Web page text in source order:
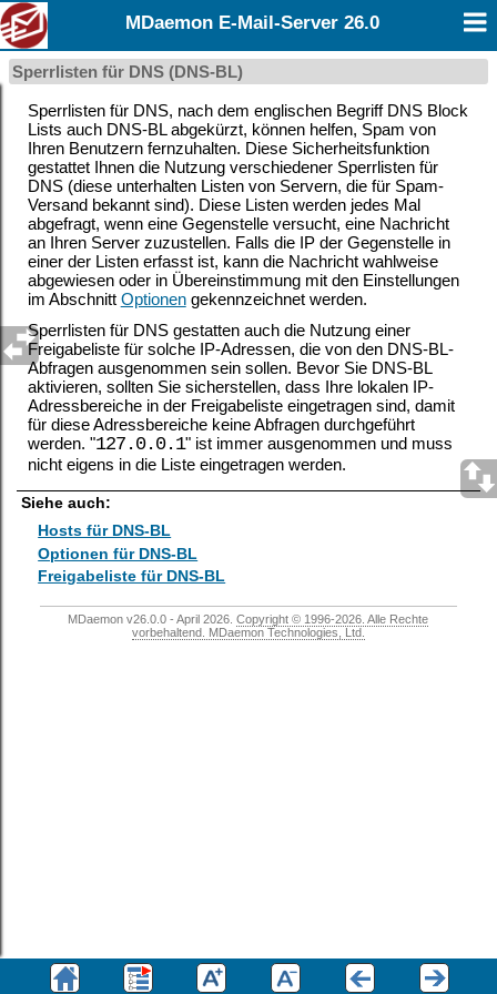
MDaemon E-Mail-Server 26.0
Sperrlisten für DNS (DNS-BL)
Sperrlisten für DNS, nach dem englischen Begriff DNS Block
Lists auch DNS-BL abgekürzt, können helfen, Spam von
Ihren Benutzern fernzuhalten. Diese Sicherheitsfunktion
gestattet Ihnen die Nutzung verschiedener Sperrlisten für
DNS (diese unterhalten Listen von Servern, die für Spam-
Versand bekannt sind). Diese Listen werden jedes Mal
abgefragt, wenn eine Gegenstelle versucht, eine Nachricht
an Ihren Server zuzustellen. Falls die IP der Gegenstelle in
einer der Listen erfasst ist, kann die Nachricht wahlweise
abgewiesen oder in Übereinstimmung mit den Einstellungen
im Abschnitt Optionengekennzeichnet werden.
Sperrlisten für DNS gestatten auch die Nutzung einer
Freigabeliste für solche IP-Adressen, die von den DNS-BL-
Abfragen ausgenommen sein sollen. Bevor Sie DNS-BL
aktivieren, sollten Sie sicherstellen, dass Ihre lokalen IP-
Adressbereiche in der Freigabeliste eingetragen sind, damit
für diese Adressbereiche keine Abfragen durchgeführt
werden. "127.0.0.1" ist immer ausgenommen und muss
nicht eigens in die Liste eingetragen werden.
Siehe auch:
Hosts für DNS-BL
Optionen für DNS-BL
Freigabeliste für DNS-BL
MDaemon v26.0.0 - April 2026.Copyright © 1996-2026. Alle Rechte
vorbehaltend. MDaemon Technologies, Ltd.